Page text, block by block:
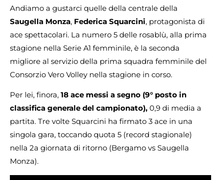
Andiamo a gustarci quelle della centrale della
Saugella Monza, Federica Squarcini, protagonista di
ace spettacolari. La numero 5 delle rosablù, alla prima
stagione nella Serie A1 femminile, è la seconda
migliore al servizio della prima squadra femminile del
Consorzio Vero Volley nella stagione in corso.
Per lei, finora, 18 ace messi a segno (9° posto in
classifica generale del campionato), 0,9 di media a
partita. Tre volte Squarcini ha firmato 3 ace in una
singola gara, toccando quota 5 (record stagionale)
nella 2a giornata di ritorno (Bergamo vs Saugella
Monza).